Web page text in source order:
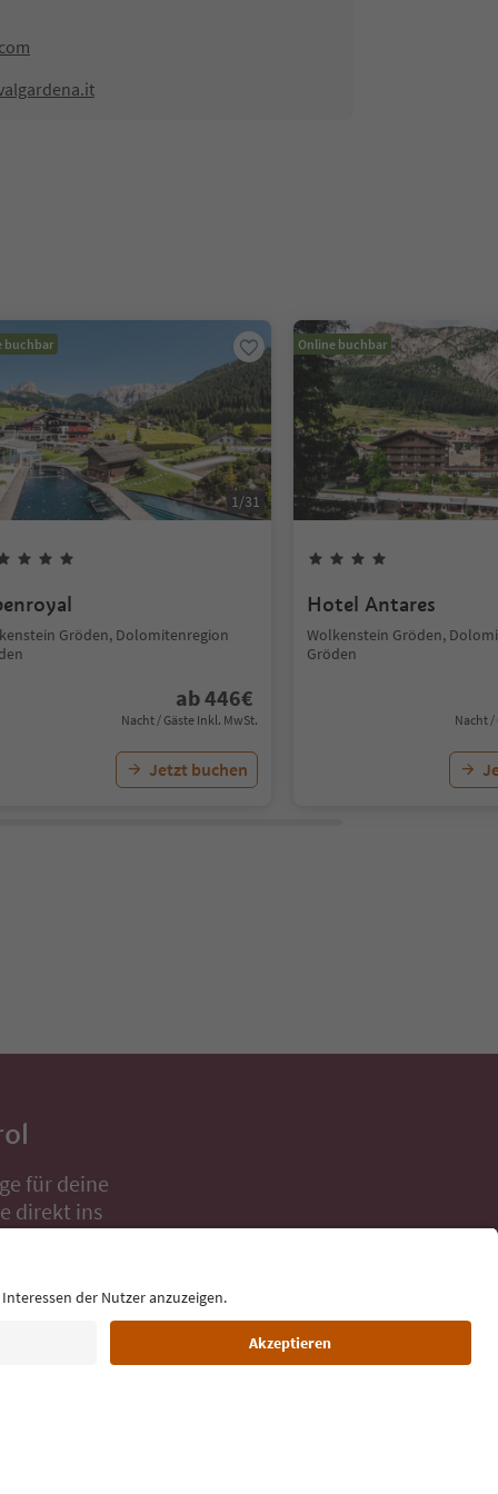
buchbar
1/31
Gröden, Dolomitenregion
ab446€
Nacht / Gäste Inkl. MwSt.
Jetzt buchen
Online buchbar
Hotel Antares
Wolkenstein Gröden,
Gröden
Nacht /
für deine
direkt ins